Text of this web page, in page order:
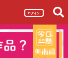
ログイン